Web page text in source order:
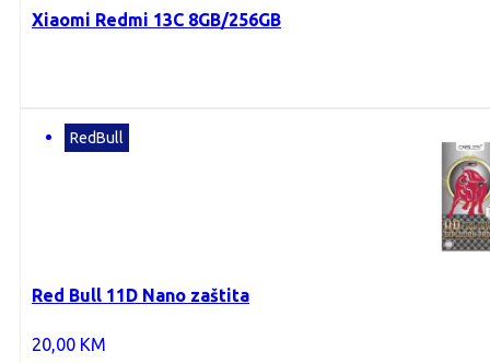
Xiaomi Redmi 13C 8GB/256GB
Red Bull 11D Nano zaštita
20,00 KM
RedBull